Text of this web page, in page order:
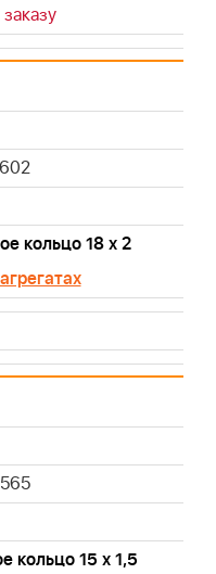
кольцо 18 х 2
кольцо 15 х 1,5